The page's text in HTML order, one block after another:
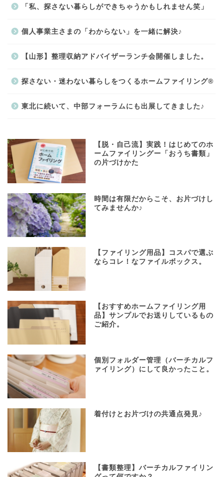
「私、探さない暮らしができちゃうかもしれません笑」
個人事業主さまの「わからない」を一緒に解決♪
【山形】整理収納アドバイザーランチ会開催しました。
探さない・迷わない暮らしをつくるホームファイリング®
東北に続いて、中部フォーラムにも出展してきました♪
【脱・自己流】実践！はじめてのホ
ームファイリングー「おうち書類」
の片づけかた
時間は有限だからこそ、お片づけし
てみませんか♪
【ファイリング用品】コスパで選ぶ
ならコレ！なファイルボックス。
【おすすめホームファイリング用
品】サンプルでお送りしているもの
ご紹介。
個別フォルダー管理（バーチカルフ
ァイリング）にして良かったこと。
着付けとお片づけの共通点発見♪
【書類整理】バーチカルファイリン